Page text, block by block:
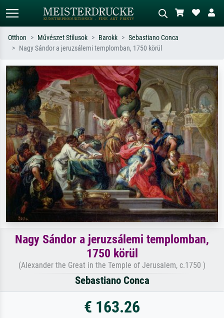
Keressen művész, műcím vagy stílus
szerint – pl. Monet, Csillagos éj,
impresszionizmus, Hokusai-hullám,
akt.
Írja le a jelenetet – pl. zöld rét, sok
piros absztrakt, sötét olajkép, álló akt
egy fa mellett.
Otthon Művészet Stílusok Barokk
Sebastiano Conca
Nagy Sándor a jeruzsálemi templomban, 1750 körül
Nagy Sándor a jeruzsálemi templomban,
1750 körül
(Alexander the Great in the Temple of Jerusalem, c.1750 )
Sebastiano Conca
€ 163.26